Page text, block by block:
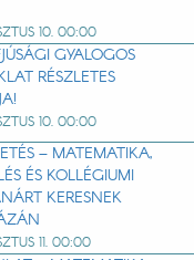
10. 00:00
GYALOGOS
RÉSZLETES
10. 00:00
– MATEMATIKA,
ÉS KOLLÉGIUMI
KERESNEK
11. 00:00